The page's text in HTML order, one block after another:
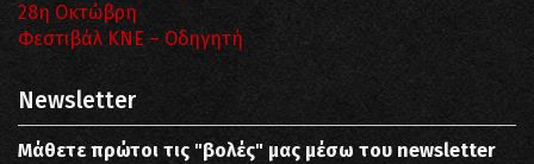
28η Οκτώβρη
Φεστιβάλ ΚΝΕ – Οδηγητή
Newsletter
Μάθετε πρώτοι τις "βολές" μας μέσω του newsletter